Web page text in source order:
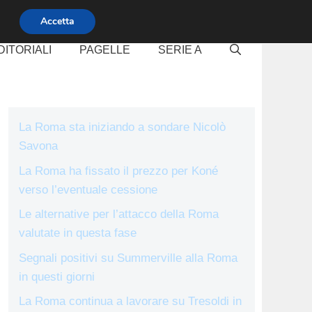
PAGELLE SERIE A
La Roma sta iniziando a sondare Nicolò
Savona
La Roma ha fissato il prezzo per Koné
verso l’eventuale cessione
Le alternative per l’attacco della Roma
valutate in questa fase
Segnali positivi su Summerville alla Roma
in questi giorni
La Roma continua a lavorare su Tresoldi in
Accetta